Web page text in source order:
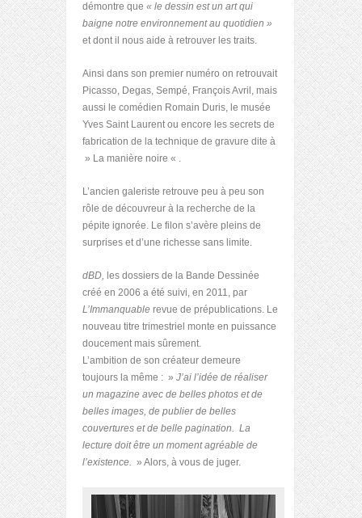
démontre que « le dessin est un art qui
baigne notre environnement au quotidien »
et dont il nous aide à retrouver les traits.
Ainsi dans son premier numéro on retrouvait
Picasso, Degas, Sempé, François Avril, mais
aussi le comédien Romain Duris, le musée
Yves Saint Laurent ou encore les secrets de
fabrication de la technique de gravure dite à
» La manière noire « .
L’ancien galeriste retrouve peu à peu son
rôle de découvreur à la recherche de la
pépite ignorée. Le filon s’avère pleins de
surprises et d’une richesse sans limite.
dBD, les dossiers de la Bande Dessinée
créé en 2006 a été suivi, en 2011, par
L’Immanquable revue de prépublications. Le
nouveau titre trimestriel monte en puissance
doucement mais sûrement.
L’ambition de son créateur demeure
toujours la même : » J’ai l’idée de réaliser
un magazine avec de belles photos et de
belles images, de publier de belles
couvertures et de belle pagination. La
lecture doit être un moment agréable de
l’existence. » Alors, à vous de juger.